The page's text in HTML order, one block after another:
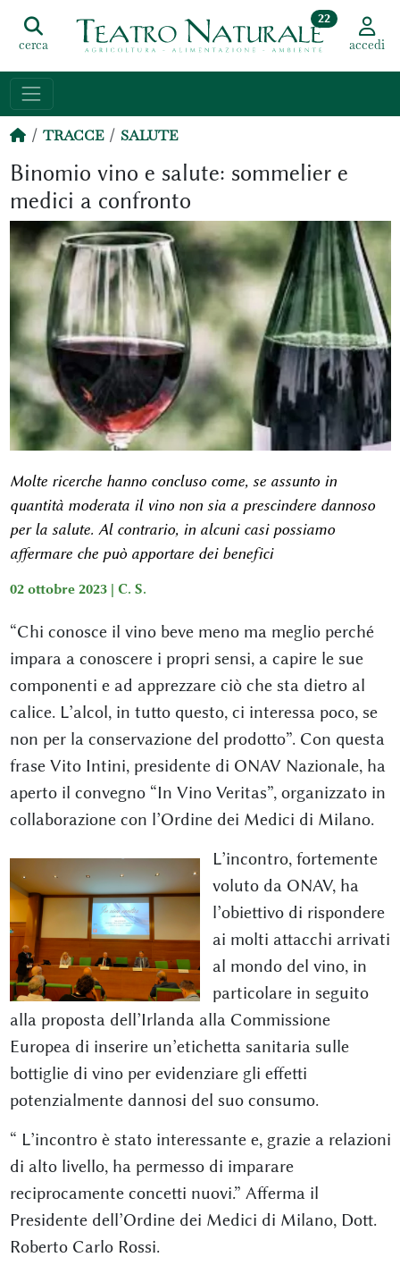
cerca
22
accedi
TRACCE SALUTE
Binomio vino e salute: sommelier e
medici a confronto
Molte ricerche hanno concluso come, se assunto in
quantità moderata il vino non sia a prescindere dannoso
per la salute. Al contrario, in alcuni casi possiamo
affermare che può apportare dei benefici
02 ottobre 2023 | C. S.
“Chi conosce il vino beve meno ma meglio perché
impara a conoscere i propri sensi, a capire le sue
componenti e ad apprezzare ciò che sta dietro al
calice. L’alcol, in tutto questo, ci interessa poco, se
non per la conservazione del prodotto”. Con questa
frase Vito Intini, presidente di ONAV Nazionale, ha
aperto il convegno “In Vino Veritas”, organizzato in
collaborazione con l’Ordine dei Medici di Milano.
L’incontro, fortemente
voluto da ONAV, ha
l’obiettivo di rispondere
ai molti attacchi arrivati
al mondo del vino, in
particolare in seguito
alla proposta dell’Irlanda alla Commissione
Europea di inserire un’etichetta sanitaria sulle
bottiglie di vino per evidenziare gli effetti
potenzialmente dannosi del suo consumo.
“ L’incontro è stato interessante e, grazie a relazioni
di alto livello, ha permesso di imparare
reciprocamente concetti nuovi.” Afferma il
Presidente dell’Ordine dei Medici di Milano, Dott.
Roberto Carlo Rossi.